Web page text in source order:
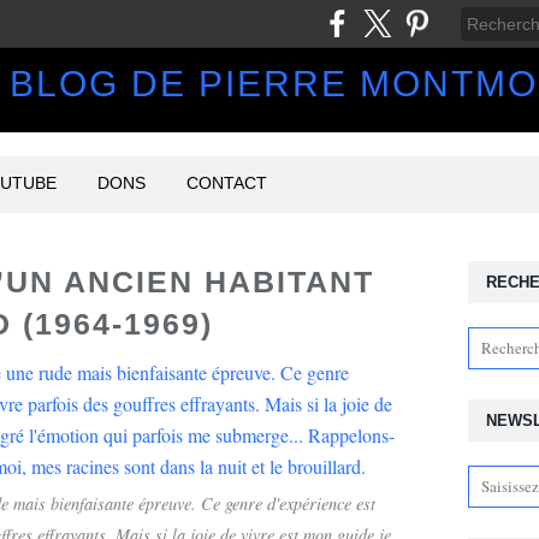
DE PIERRE
DONS CONTACT
ANCIEN HABITANT
(1964-1969)
bienfaisante épreuve. Ce genre d'expérience est